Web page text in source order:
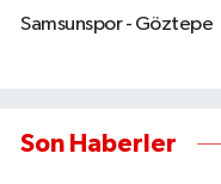
Samsunspor - Göztepe
Son Haberler